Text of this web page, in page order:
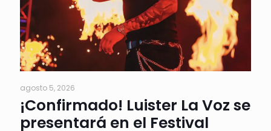
agosto 5, 2026
¡Confirmado! Luister La Voz se
presentará en el Festival